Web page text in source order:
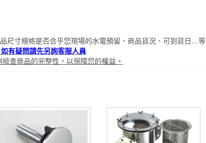
尺寸規格是否合乎您現場的水電預留、商品貨況、可到貨日…等
有疑問請先另詢客服人員
查商品的完整性，以保障您的權益。